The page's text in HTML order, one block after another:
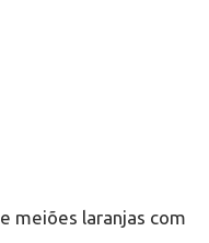
meiões laranjas com